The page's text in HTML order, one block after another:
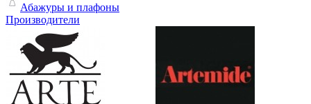
Абажуры и плафоны
Производители